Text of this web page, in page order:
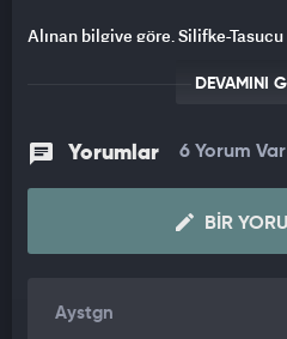
Alınan bilgiye göre, Silifke-
mevkiinde durakta bekleyen
İçerisinde 12 yolcunun bulunduğu
Özata bir anda şoföre saldırdı.
O sırada aracı durduran Gök
Minibüsle önce geri manevra
DEVAMINI
Yorumlar 6 Yorum Var
BIR
Aystgn